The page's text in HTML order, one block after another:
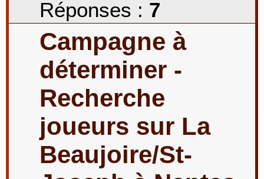
Réponses : 7
Campagne à
déterminer -
Recherche
joueurs sur La
Beaujoire/St-